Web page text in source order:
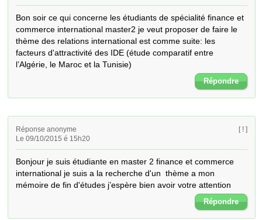
Bon soir ce qui concerne les étudiants de spécialité finance et
commerce international master2 je veut proposer de faire le
thème des relations international est comme suite: les
facteurs d'attractivité des IDE (étude comparatif entre
l’Algérie, le Maroc et la Tunisie)
Répondre
Réponse anonyme
Le 09/10/2015 é 15h20
[ ! ]
Bonjour je suis étudiante en master 2 finance et commerce
international je suis a la recherche d'un  thème a mon
mémoire de fin d'études j’espère bien avoir votre attention
Répondre